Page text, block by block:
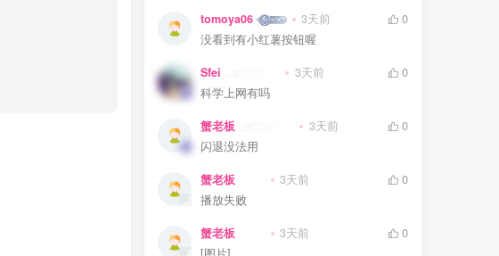
tomoya06 3天前
0
没看到有小红薯按钮喔
Sfei 3天前
0
科学上网有吗
蟹老板 3天前
0
闪退没法用
蟹老板 3天前
0
播放失败
蟹老板 3天前
0